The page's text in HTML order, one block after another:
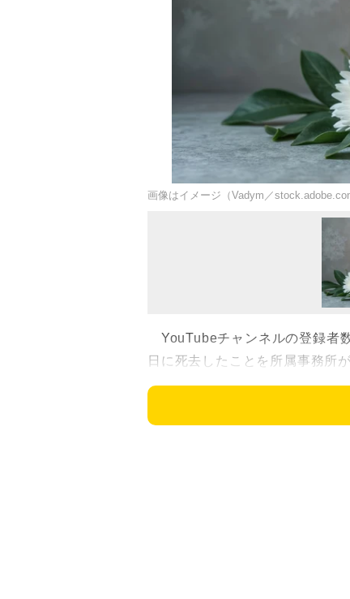
画像はイメージ（Vadym／
YouTubeチャンネルの登録者
日に死去したことを所属事務所
Xの公式インフォメーションア
を掲載。「弊社所属のアーティ